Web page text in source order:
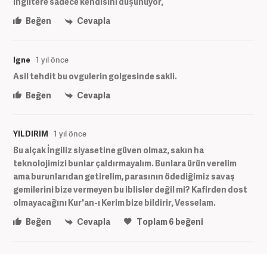
Beğen
Cevapla
Igne 1 yıl önce
Asil tehdit bu ovgulerin golgesinde sakli.
Beğen
Cevapla
YILDIRIM 1 yıl önce
Bu alçak İngiliz siyasetine güven olmaz, sakın ha
teknolojimizi bunlar çaldırmayalım. Bunlara ürün verelim
ama burunlarıdan getirelim, parasının ödediğimiz savaş
gemilerini bize vermeyen bu iblisler değil mi? Kafirden dost
olmayacağını Kur'an-ı Kerim bize bildirir, Vesselam.
Beğen
Cevapla Toplam6 beğeni